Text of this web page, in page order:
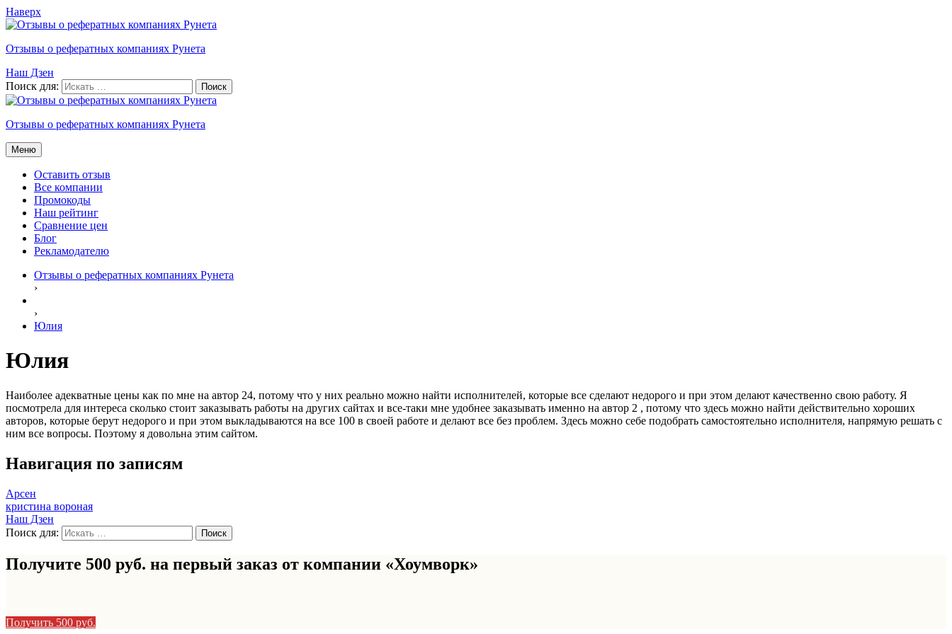
Наверх
Отзывы о рефератных компаниях Рунета
Наш Дзен
Поиск для:
Отзывы о рефератных компаниях Рунета
Меню
Оставить отзыв
Все компании
Промокоды
Наш рейтинг
Сравнение цен
Блог
Рекламодателю
Отзывы о рефератных компаниях Рунета
›
›
Юлия
Юлия
Наиболее адекватные цены как по мне на автор 24, потому что у них реально можно найти исполнителей, которые все сделают недорого и при этом делают качественно свою работу. Я
посмотрела для интереса сколько стоит заказывать работы на других сайтах и все-таки мне удобнее заказывать именно на автор 2 , потому что здесь можно найти действительно хороших
авторов, которые берут недорого и при этом выкладываются на все 100 в своей работе и делают все без проблем. Здесь можно себе подобрать самостоятельно исполнителя, напрямую решать с
ним все вопросы. Поэтому я довольна этим сайтом.
Навигация по записям
Арсен
кристина вороная
Наш Дзен
Поиск для:
Получите 500 руб. на первый заказ от компании «Хоумворк»
Получить 500 руб.